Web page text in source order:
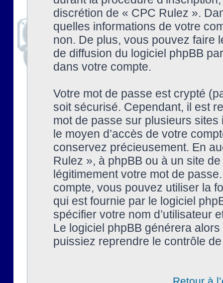
discrétion de « CPC Rulez ».
quelles informations de votre
non. De plus, vous pouvez faire
de diffusion du logiciel phpBB
dans votre compte.
Votre mot de passe est crypté
soit sécurisé. Cependant, il est
mot de passe sur plusieurs
le moyen d’accès de votre
conservez précieusement. En
Rulez », à phpBB ou à un site
légitimement votre mot de
compte, vous pouvez utiliser la
qui est fournie par le logiciel
spécifier votre nom d’utilisateur
Le logiciel phpBB générera
puissiez reprendre le contrôle